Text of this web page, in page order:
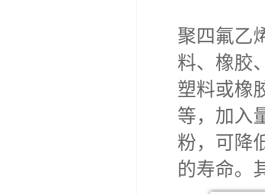
聚四氟乙
料、橡胶
塑料或橡
等，加入
粉，可降
的寿命。